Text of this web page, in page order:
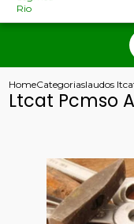
HomeCategoriaslaudos
Ltcat Pcmso